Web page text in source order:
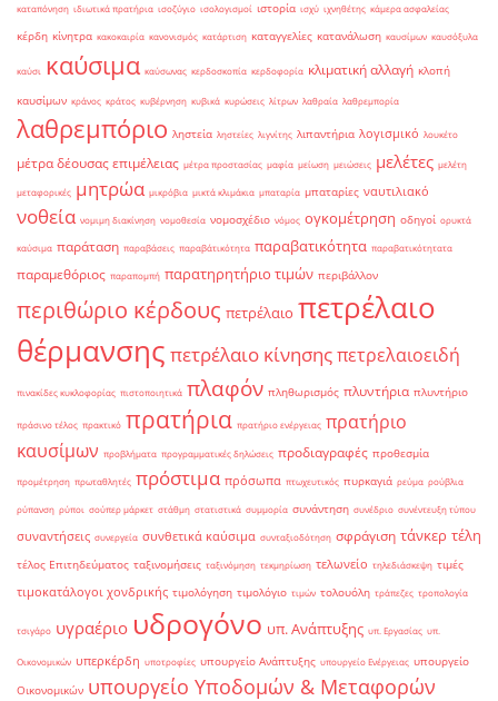
καταπόνηση ιδιωτικά πρατήρια ισοζύγιο ισολογισμοί ιστορία ισχύ ιχνηθέτης κάμερα ασφαλείας
κέρδη κίνητρα κακοκαιρία κανονισμός κατάρτιση καταγγελίες κατανάλωση καυσίμων καυσόξυλα
καύσι καύσιμα καύσωνας κερδοσκοπία κερδοφορία κλιματική αλλαγή κλοπή
καυσίμων κράνος κράτος κυβέρνηση κυβικά κυρώσεις λίτρων λαθραία λαθρεμπορία
λαθρεμπόριο ληστεία ληστείες λιγνίτης λιπαντήρια λογισμικό λουκέτο
μέτρα δέουσας επιμέλειας μέτρα προστασίας μαφία μείωση μειώσεις μελέτες μελέτη
μεταφορικές μητρώα μικρόβια μικτά κλιμάκια μπαταρία μπαταρίες ναυτιλιακό
νοθεία νομιμη διακίνηση νομοθεσία νομοσχέδιο νόμος ογκομέτρηση οδηγοί ορυκτά
καύσιμα παράταση παραβάσεις παραβάτικότητα παραβατικότητα παραβατικότητατα
παραμεθόριος παραπομπή παρατηρητήριο τιμών περιβάλλον
περιθώριο κέρδους πετρέλαιο πετρέλαιο
θέρμανσης πετρέλαιο κίνησηςπετρελαιοειδή
πινακίδες κυκλοφορίας πιστοποιητικά πλαφόν πληθωρισμός πλυντήρια πλυντήριο
πράσινο τέλος πρακτικό πρατήρια πρατήριο ενέργειας πρατήριο
καυσίμων προβλήματα προγραμματικές δηλώσεις προδιαγραφές προθεσμία
προμέτρηση πρωταθλητές πρόστιμα πρόσωπα πτωχευτικός πυρκαγιά ρεύμα ρούβλια
ρύπανση ρύποι σούπερ μάρκετ στάθμη στατιστικά συμμορία συνάντηση συνέδριο συνέντευξη τύπου
συναντήσεις συνεργεία συνθετικά καύσιμα συνταξιοδότηση σφράγιση τάνκερ τέλη
τέλος Επιτηδεύματος ταξινομήσεις ταξινόμηση τεκμηρίωση τελωνείο τηλεδιάσκεψη τιμές
τιμοκατάλογοι χονδρικής τιμολόγηση τιμολόγιο τιμών τολουόλη τράπεζες τροπολογία
τσιγάρο υγραέριο υδρογόνο υπ. Ανάπτυξης υπ. Εργασίας υπ.
Οικονομικών υπερκέρδη υποτροφίες υπουργείο Ανάπτυξης υπουργείο Ενέργειας υπουργείο
Οικονομικών υπουργείο Υποδομών & Μεταφορών